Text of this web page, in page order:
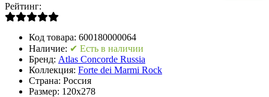
Рейтинг:
Код товара: 600180000064
Наличие: ✔ Есть в наличии
Бренд: Atlas Concorde Russia
Коллекция: Forte dei Marmi Rock
Страна: Россия
Размер: 120x278